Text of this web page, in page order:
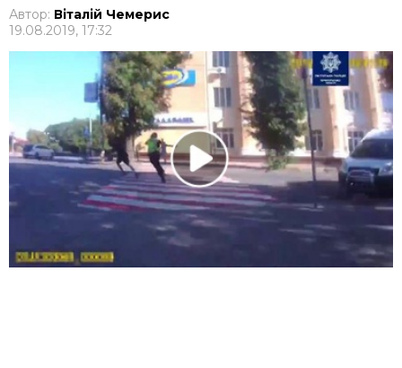
Автор: Віталій Чемерис
19.08.2019, 17:32